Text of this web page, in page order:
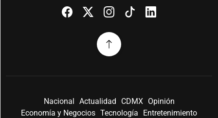
Nacional Actualidad CDMX
Opinión
Economía y Negocios Tecnología
Entretenimiento